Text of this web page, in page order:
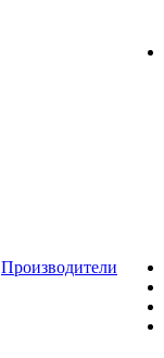
Производители